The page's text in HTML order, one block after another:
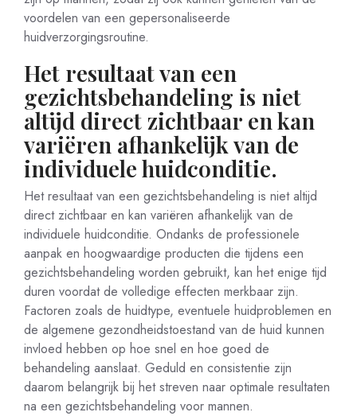
voordelen van een gepersonaliseerde
huidverzorgingsroutine.
Het resultaat van een
gezichtsbehandeling is niet
altijd direct zichtbaar en kan
variëren afhankelijk van de
individuele huidconditie.
Het resultaat van een gezichtsbehandeling is niet altijd
direct zichtbaar en kan variëren afhankelijk van de
individuele huidconditie. Ondanks de professionele
aanpak en hoogwaardige producten die tijdens een
gezichtsbehandeling worden gebruikt, kan het enige tijd
duren voordat de volledige effecten merkbaar zijn.
Factoren zoals de huidtype, eventuele huidproblemen en
de algemene gezondheidstoestand van de huid kunnen
invloed hebben op hoe snel en hoe goed de
behandeling aanslaat. Geduld en consistentie zijn
daarom belangrijk bij het streven naar optimale resultaten
na een gezichtsbehandeling voor mannen.